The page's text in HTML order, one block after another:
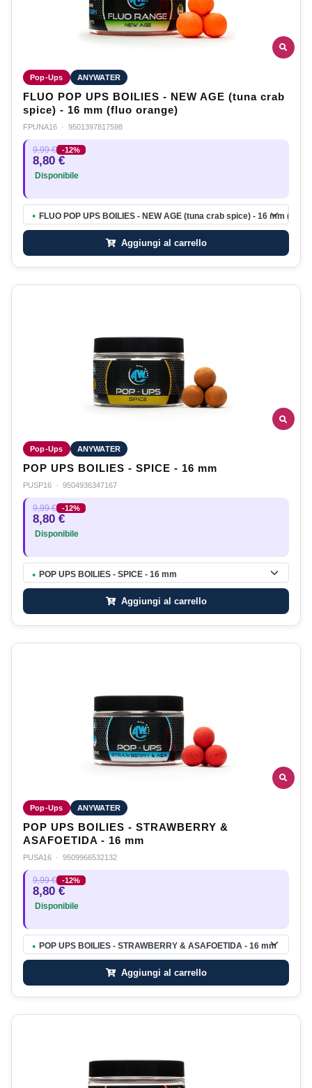
Pop-Ups ANYWATER
FLUO POP UPS BOILIES - NEW AGE (tuna crab
spice) - 16 mm (fluo orange)
FPUNA16 · 9501397817598
9,99 € -12%
8,80 €
Disponibile
● FLUO POP UPS BOILIES - NEW AGE (tuna crab spice) - 16 mm (fluo
Aggiungi al carrello
Pop-Ups ANYWATER
POP UPS BOILIES - SPICE - 16 mm
PUSP16 · 9504936347167
9,99 € -12%
8,80 €
Disponibile
● POP UPS BOILIES - SPICE - 16 mm
Aggiungi al carrello
Pop-Ups ANYWATER
POP UPS BOILIES - STRAWBERRY &
ASAFOETIDA - 16 mm
PUSA16 · 9509966532132
9,99 € -12%
8,80 €
Disponibile
● POP UPS BOILIES - STRAWBERRY & ASAFOETIDA - 16 mm
Aggiungi al carrello